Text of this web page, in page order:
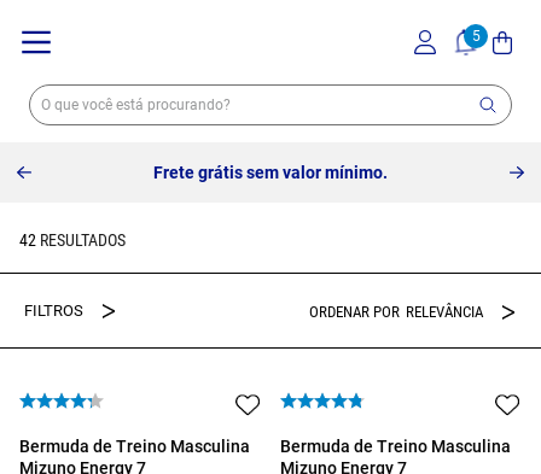
Frete grátis sem valor mínimo.
42
RELEVÂNCIA
Bermuda de Treino Masculina
Mizuno Energy 7
Bermuda de Treino Masculina
Mizuno Energy 7